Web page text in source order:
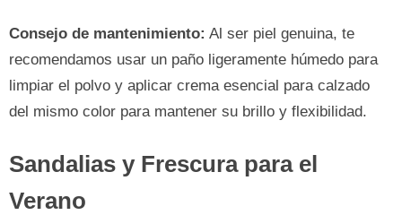
Consejo de mantenimiento: Al ser piel genuina, te
recomendamos usar un paño ligeramente húmedo para
limpiar el polvo y aplicar crema esencial para calzado
del mismo color para mantener su brillo y flexibilidad.
Sandalias y Frescura para el
Verano